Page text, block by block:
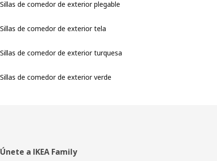
Sillas de comedor de exterior plegable
Sillas de comedor de exterior tela
Sillas de comedor de exterior turquesa
Sillas de comedor de exterior verde
Pie
Únete a IKEA Family